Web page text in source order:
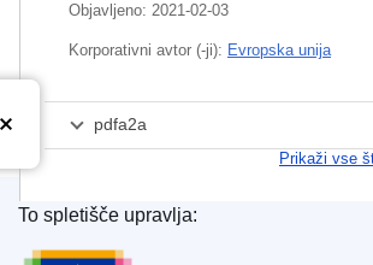
Pošiljka
Objavljeno: 2021-02-03
Korporativni avtor (-ji): Evropska unija
pdfa2a
Prikaži vse
Urad za publikacije Evropske unije
To spletišče upravlja: